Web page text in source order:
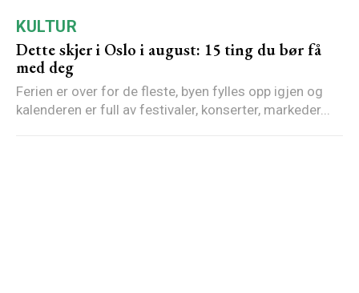
KULTUR
Dette skjer i Oslo i august: 15 ting du bør få
med deg
Ferien er over for de fleste, byen fylles opp igjen og
kalenderen er full av festivaler, konserter, markeder...